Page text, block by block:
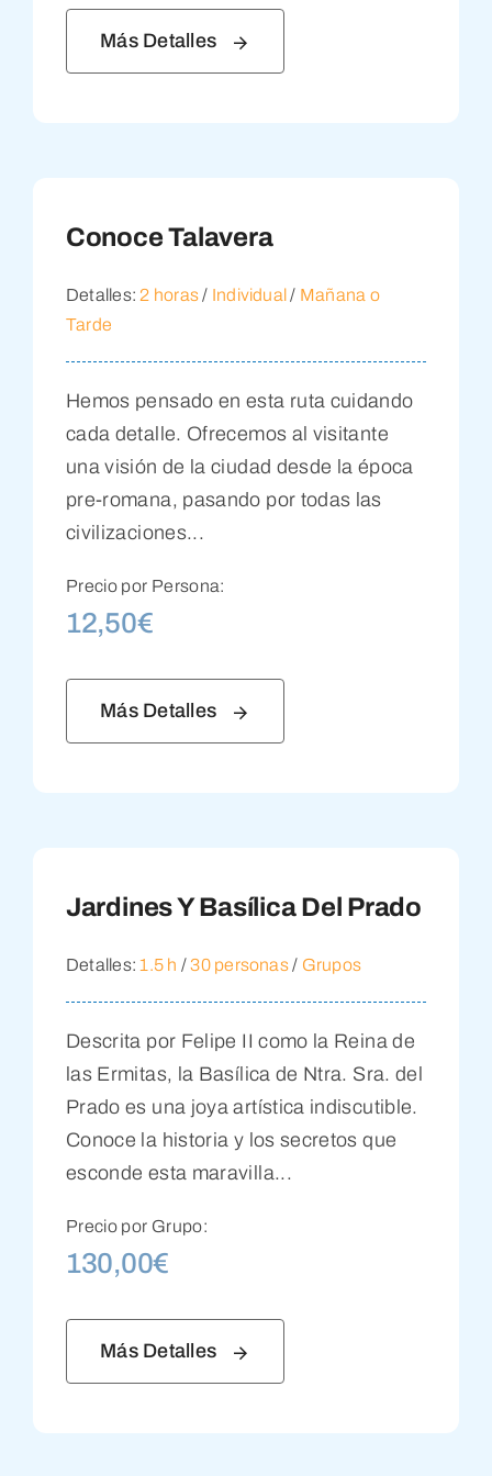
Más Detalles
Conoce Talavera
Detalles: 2 horas/ Individual/ Mañana o
Tarde
Hemos pensado en esta ruta cuidando
cada detalle. Ofrecemos al visitante
una visión de la ciudad desde la época
pre-romana, pasando por todas las
civilizaciones...
Precio por Persona:
12,50€
Más Detalles
Jardines Y Basílica Del Prado
Detalles:1.5 h /30 personas/ Grupos
Descrita por Felipe II como la Reina de
las Ermitas, la Basílica de Ntra. Sra. del
Prado es una joya artística indiscutible.
Conoce la historia y los secretos que
esconde esta maravilla...
Precio por Grupo:
130,00€
Más Detalles